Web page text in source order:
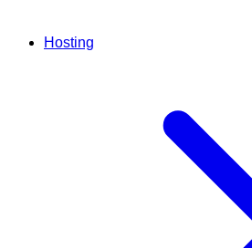
Hosting